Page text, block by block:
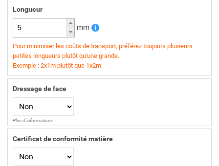
Longueur
mm
Pour minimiser les coûts de transport, préférez toujours plusieurs
petites longueurs plutôt qu'une grande.
Exemple : 2x1m plutôt que 1x2m.
Dressage de face
Plus d'informations
Certificat de conformité matière